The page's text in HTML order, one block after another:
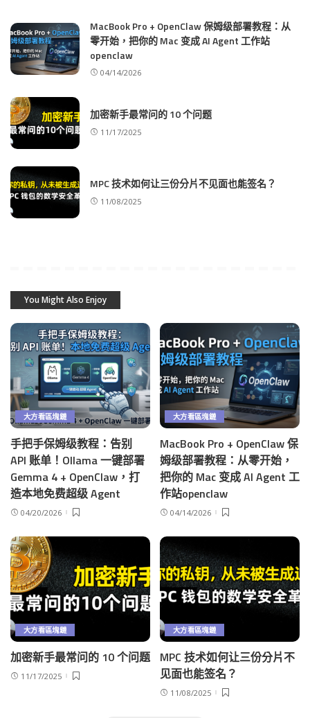
MacBook Pro + OpenClaw 保姆级部署教程：从
零开始，把你的 Mac 变成 AI Agent 工作站
openclaw
04/14/2026
加密新手最常问的 10 个问题
11/17/2025
MPC 技术如何让三份分片不见面也能签名？
11/08/2025
You Might Also Enjoy
大方看區塊鏈
手把手保姆级教程：告别
API 账单！Ollama 一键部署
Gemma 4 + OpenClaw，打
造本地免费超级 Agent
04/20/2026
大方看區塊鏈
MacBook Pro + OpenClaw 保
姆级部署教程：从零开始，
把你的 Mac 变成 AI Agent 工
作站openclaw
04/14/2026
大方看區塊鏈
加密新手最常问的 10 个问题
11/17/2025
大方看區塊鏈
MPC 技术如何让三份分片不
见面也能签名？
11/08/2025